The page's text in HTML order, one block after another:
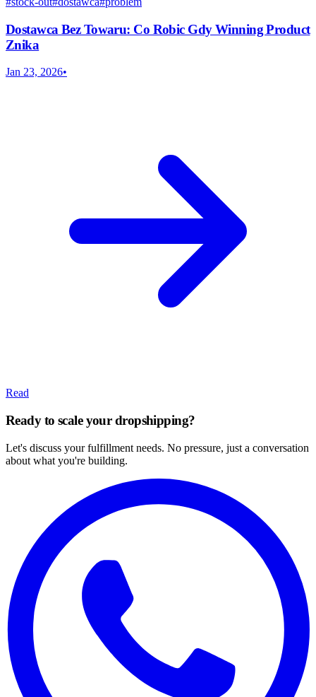
Dostawca Bez Towaru: Co Robic Gdy Winning Product
Znika
Jan 23, 2026•
Read
Ready to scale your dropshipping?
Let's discuss your fulfillment needs. No pressure, just a conversation
about what you're building.